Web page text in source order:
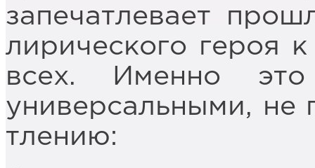
запечатлевает
лирического героя
всех. Именно
универсальными, не
тлению: